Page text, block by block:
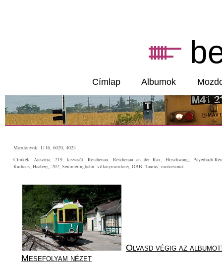
Címlap Albumok
Mozdonyok: 1116, 6020, 4024
Címkék: Ausztria, 219, kisvasút, Reichenau, Reichenau an der Rax, Hirschwang, Payerbach-
Kurhaus, Haaberg, 202, Semmeringbahn, villanymozdony, ÖBB, Taurus, motorvonat...
Olvasd végig az
Mesefolyam nézet